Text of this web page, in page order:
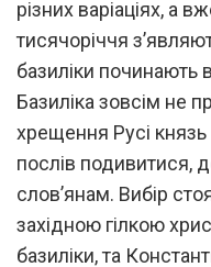
різних варіаціях, а
тисячоріччя
базиліки починають
Базиліка зовсім не
хрещення Русі
послів подивитися,
слов’янам. Вибір
західною гілкою
базиліки, та